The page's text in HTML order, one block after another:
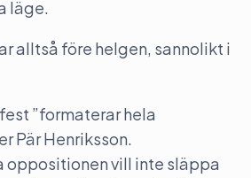
läge.
alltså före helgen, sannolikt i
”formaterar hela
Pär Henriksson.
oppositionen vill inte släppa